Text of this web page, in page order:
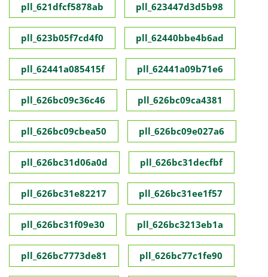
pll_621dfcf5878ab pll_623447d3d5b98
pll_623b05f7cd4f0 pll_62440bbe4b6ad
pll_62441a085415f pll_62441a09b71e6
pll_626bc09c36c46 pll_626bc09ca4381
pll_626bc09cbea50 pll_626bc09e027a6
pll_626bc31d06a0d pll_626bc31decfbf
pll_626bc31e82217 pll_626bc31ee1f57
pll_626bc31f09e30 pll_626bc3213eb1a
pll_626bc7773de81 pll_626bc77c1fe90